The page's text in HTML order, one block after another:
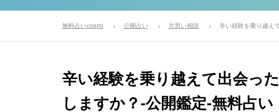
無料占いcoemi 公開占い 片思い相談 辛い経験を乗り越え
辛い経験を乗り越えて出会っ
しますか？-公開鑑定-無料占い